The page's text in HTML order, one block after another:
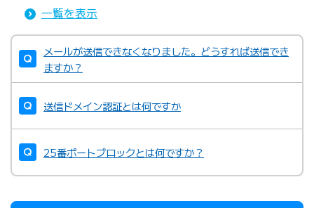
一覧を表示
メールが送信できなくなりました。どうすれば送信でき
ますか？
送信ドメイン認証とは何ですか
25番ポートブロックとは何ですか？